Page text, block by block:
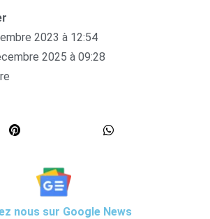
2023 à 12:54
2025 à 09:28
nous sur Google News